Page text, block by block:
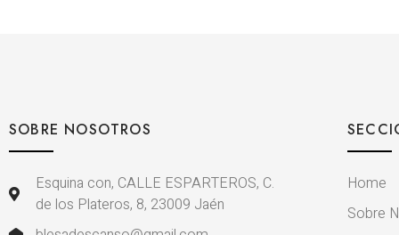
SOBRE NOSOTROS
Esquina con, CALLE ESPARTEROS, C.
de los Plateros, 8, 23009 Jaén
Home
Sobre